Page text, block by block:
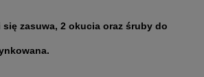
się zasuwa, 2 okucia oraz śruby do